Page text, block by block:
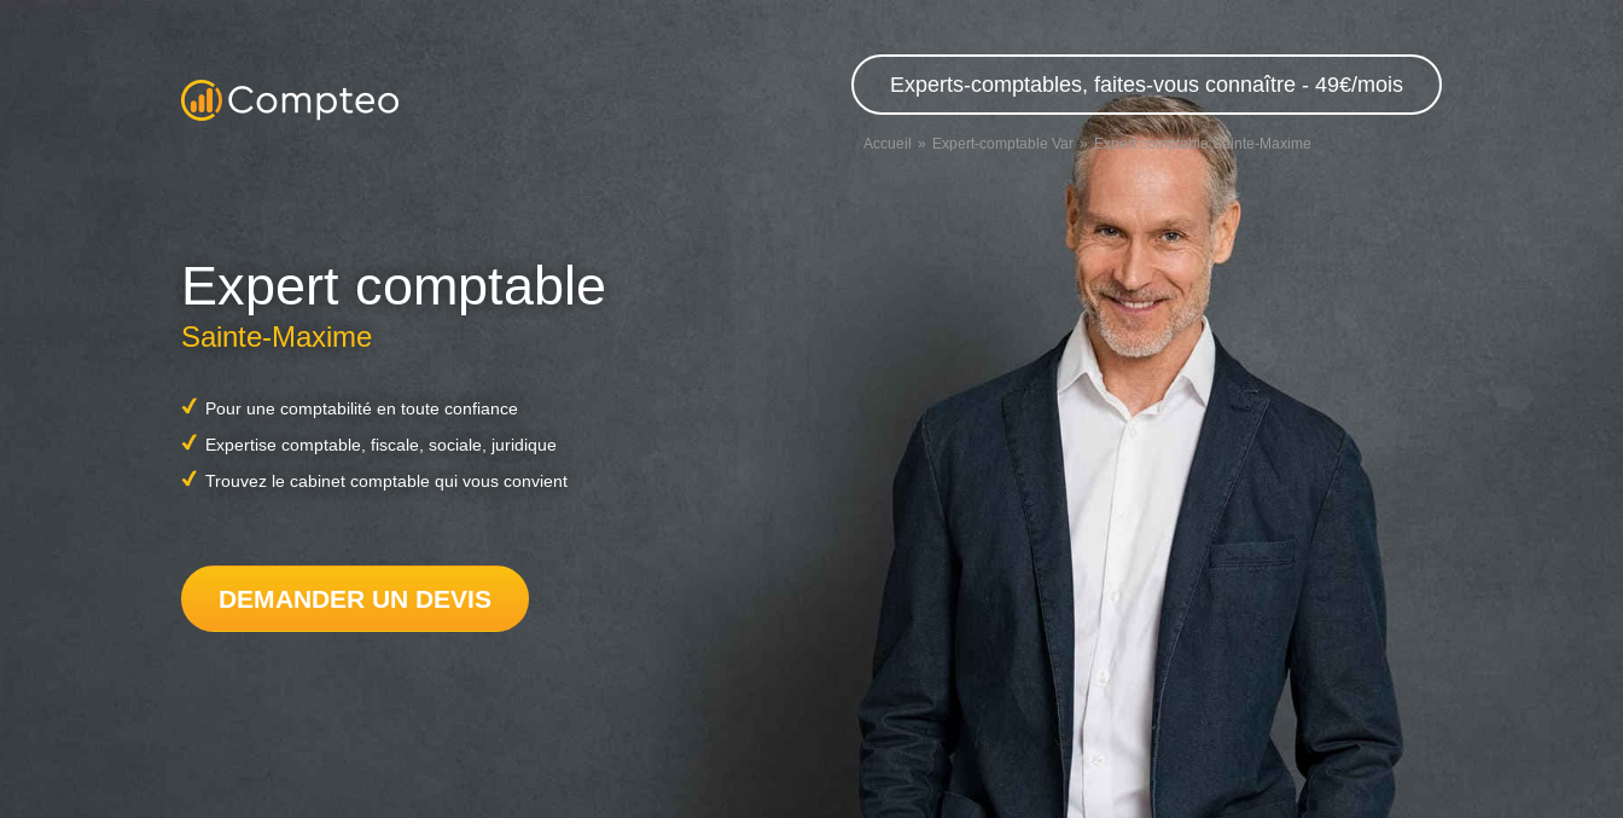
Experts-comptables, faites-vous connaître - 49€/mois
Accueil Expert-comptable Var Expert comptable Sainte-Maxime
Expert comptable
Sainte-Maxime
Pour une comptabilité en toute confiance
Expertise comptable, fiscale, sociale, juridique
Trouvez le cabinet comptable qui vous convient
DEMANDER UN DEVIS